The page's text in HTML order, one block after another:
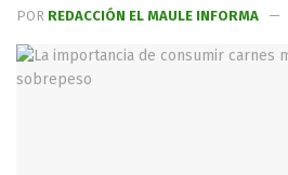
POR REDACCIÓN EL MAULE INFORMA